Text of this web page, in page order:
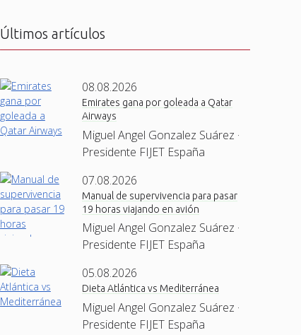
Últimos artículos
08.08.2026
Emirates gana por goleada a Qatar
Airways
Miguel Angel Gonzalez Suárez ·
Presidente FIJET España
07.08.2026
Manual de supervivencia para pasar
19 horas viajando en avión
Miguel Angel Gonzalez Suárez ·
Presidente FIJET España
05.08.2026
Dieta Atlántica vs Mediterránea
Miguel Angel Gonzalez Suárez ·
Presidente FIJET España